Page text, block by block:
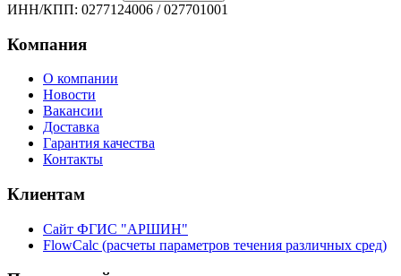
ИНН/КПП: 0277124006 / 027701001
Компания
О компании
Новости
Вакансии
Доставка
Гарантия качества
Контакты
Клиентам
Сайт ФГИС "АРШИН"
FlowCalc (расчеты параметров течения различных сред)